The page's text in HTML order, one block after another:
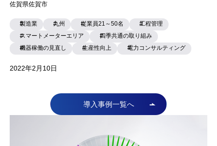
佐賀県佐賀市
製造業 九州 従業員21～50名
工程管理
スマートメーターエリア
四季共通の取り組み
機器稼働の見直し
生産性向上 電力コンサルティング
2022年2月10日
導入事例一覧へ